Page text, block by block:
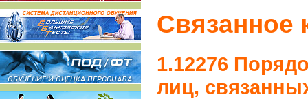
Связанное
1.12276
лиц,